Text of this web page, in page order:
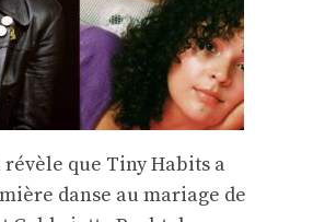
révèle que Tiny Habits a
danse au mariage de